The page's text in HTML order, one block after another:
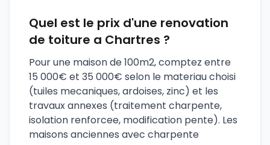
Quel est le prix d'une renovation
de toiture a Chartres ?
Pour une maison de 100m2, comptez entre
15 000€ et 35 000€ selon le materiau choisi
(tuiles mecaniques, ardoises, zinc) et les
travaux annexes (traitement charpente,
isolation renforcee, modification pente). Les
maisons anciennes avec charpente